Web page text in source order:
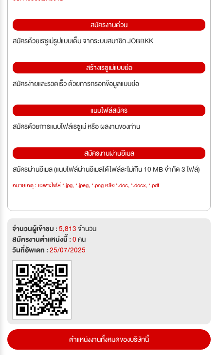
สมัครงานด่วน
สมัครด้วยเรซูเม่รูปแบบเต็ม จากระบบสมาชิก JOBBKK
สร้างเรซูเม่แบบย่อ
สมัครง่ายและรวดเร็ว ด้วยการกรอกข้อมูลแบบย่อ
แนบไฟล์สมัคร
สมัครด้วยการแนบไฟล์เรซูเม่ หรือ ผลงานของท่าน
สมัครงานผ่านอีเมล
สมัครผ่านอีเมล (แนบไฟล์ผ่านอีเมลได้ไฟล์ละไม่เกิน 10 MB จำกัด 3 ไฟล์)
หมายเหตุ : เฉพาะไฟล์ *.jpg, *.jpeg, *.png หรือ *.doc, *.docx, *.pdf
จำนวนผู้เข้าชม :5,813จำนวน
สมัครงานตำแหน่งนี้ :0คน
วันที่อัพเดท :25/07/2025
ตำแหน่งงานทั้งหมดของบริษัทนี้